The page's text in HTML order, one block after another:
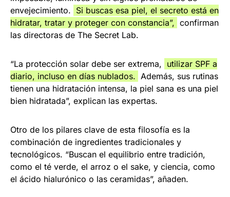
envejecimiento. Si buscas esa piel, el secreto está en
hidratar, tratar y proteger con constancia”, confirman
las directoras de The Secret Lab.
“La protección solar debe ser extrema, utilizar SPF a
diario, incluso en días nublados. Además, sus rutinas
tienen una hidratación intensa, la piel sana es una piel
bien hidratada”, explican las expertas.
Otro de los pilares clave de esta filosofía es la
combinación de ingredientes tradicionales y
tecnológicos. “Buscan el equilibrio entre tradición,
como el té verde, el arroz o el sake, y ciencia, como
el ácido hialurónico o las ceramidas”, añaden.